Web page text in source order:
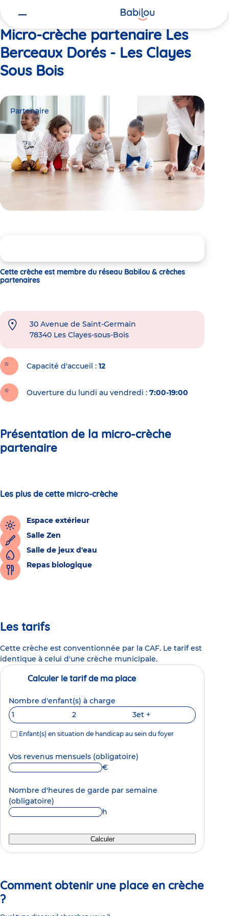
Micro-crèche partenaire Les
Berceaux Dorés - Les Clayes
Sous Bois
Partenaire
Cette crèche est membre du réseau Babilou & crèches
partenaires
30 Avenue de Saint-Germain
78340 Les Clayes-sous-Bois
Capacité d'accueil 12
Ouverture du lundi au vendredi : 7:00-19:00
Présentation de la micro-crèche
partenaire
Les plus de cette micro-crèche
Espace extérieur
Salle Zen
Salle de jeux d'eau
Repas biologique
Les tarifs
Cette crèche est conventionnée par la CAF. Le tarif est
identique à celui d'une crèche municipale.
Calculer le tarif de ma place
Nombre d'enfant(s) à charge
1
2 3et +
Enfant(s) en situation de handicap au sein du foyer
Vos revenus mensuels (obligatoire)
€
Nombre d'heures de garde par semaine
(obligatoire)
h
Calculer
Comment obtenir une place en crèche
?